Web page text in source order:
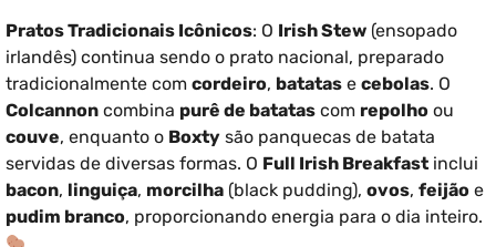
Pratos Tradicionais Icônicos: O Irish Stew (ensopado
irlandês) continua sendo o prato nacional, preparado
tradicionalmente com cordeiro, batatas e cebolas. O
Colcannon combina purê de batatas com repolho ou
couve, enquanto o Boxty são panquecas de batata
servidas de diversas formas. O Full Irish Breakfast inclui
bacon, linguiça, morcilha (black pudding), ovos, feijão e
pudim branco, proporcionando energia para o dia inteiro.